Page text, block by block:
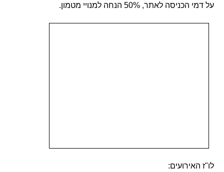
על דמי הכניסה לאתר, 50% הנחה למנויי מטמון.
לו"ז האירועים: